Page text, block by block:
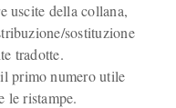
uscite della collana,
sostituzione
tradotte.
primo numero utile
le ristampe.